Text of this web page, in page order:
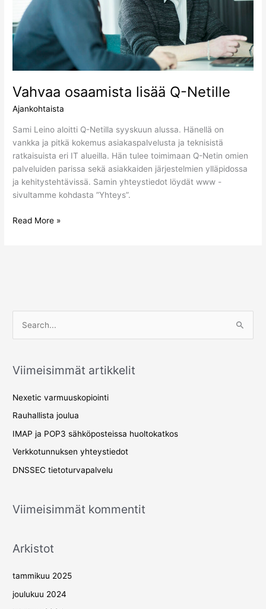
Vahvaa osaamista lisää Q-Netille
Ajankohtaista
Sami Leino aloitti Q-Netilla syyskuun alussa. Hänellä on
vankka ja pitkä kokemus asiakaspalvelusta ja teknisistä
ratkaisuista eri IT alueilla. Hän tulee toimimaan Q-Netin omien
palveluiden parissa sekä asiakkaiden järjestelmien ylläpidossa
ja kehitystehtävissä. Samin yhteystiedot löydät www -
sivultamme kohdasta ”Yhteys”.
Read More »
r
o
r
:
Viimeisimmät artikkelit
Nexetic varmuuskopiointi
Rauhallista joulua
IMAP ja POP3 sähköposteissa huoltokatkos
Verkkotunnuksen yhteystiedot
DNSSEC tietoturvapalvelu
Viimeisimmät kommentit
Arkistot
tammikuu 2025
joulukuu 2024